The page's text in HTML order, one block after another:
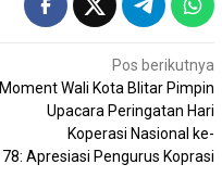
Pos berikutnya
Moment Wali Kota Blitar Pimpin
Upacara Peringatan Hari
Koperasi Nasional ke-
78: Apresiasi Pengurus Koprasi